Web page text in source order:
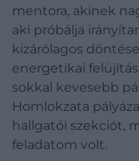
mentora, akinek
aki próbálja
kizárólagos
energetikai
sokkal kevesebb
Homlokzata
hallgatói szekciót,
feladatom volt.